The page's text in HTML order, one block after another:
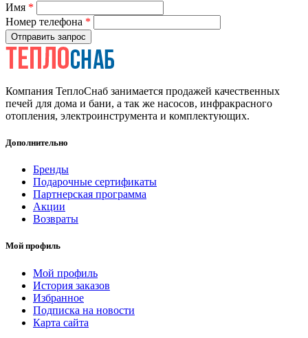
Имя *
Номер телефона *
Отправить запрос
Компания ТеплоСнаб занимается продажей качественных
печей для дома и бани, а так же насосов, инфракрасного
отопления, электроинструмента и комплектующих.
Дополнительно
Бренды
Подарочные сертификаты
Партнерская программа
Акции
Возвраты
Мой профиль
Мой профиль
История заказов
Избранное
Подписка на новости
Карта сайта